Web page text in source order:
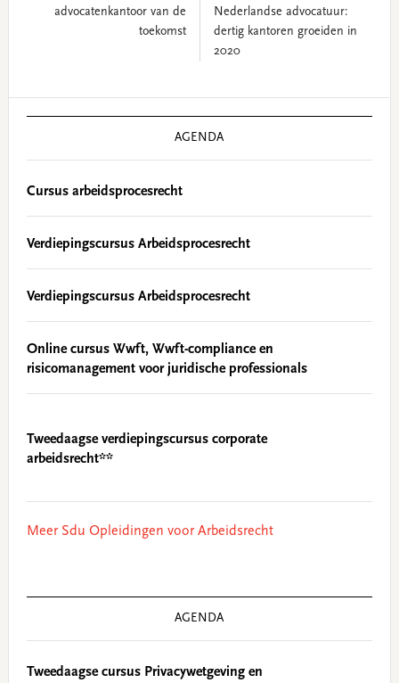
advocatenkantoor van de
toekomst
Nederlandse advocatuur:
dertig kantoren groeiden in
2020
AGENDA
Cursus arbeidsprocesrecht
Verdiepingscursus Arbeidsprocesrecht
Verdiepingscursus Arbeidsprocesrecht
Online cursus Wwft, Wwft-compliance en
risicomanagement voor juridische professionals
Tweedaagse verdiepingscursus corporate
arbeidsrecht**
Meer Sdu Opleidingen voor Arbeidsrecht
AGENDA
Tweedaagse cursus Privacywetgeving en